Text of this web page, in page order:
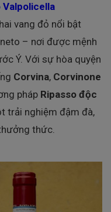
Valpolicella
vang đỏ nổi bật
– nơi được mệnh
Ý. Với sự hòa quyện
Corvina, Corvinone
pháp Ripasso độc
trải nghiệm đậm đà,
thức.